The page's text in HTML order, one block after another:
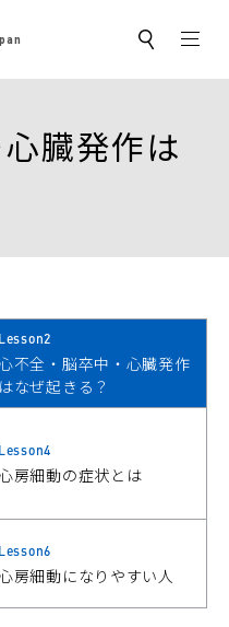
サ
ト
索
心臓発作は
Lesson2
不全・脳卒中・心臓発作
はなぜ起きる？
Lesson4
房細動の症状とは
Lesson6
房細動になりやすい人